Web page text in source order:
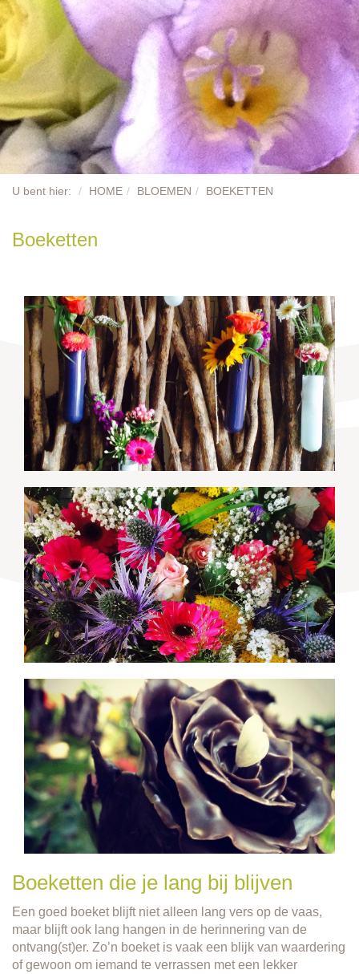
PLANTEN
DECORATIE
ONZE MERKEN
BLOEMENWINKELS
BESTELLEN
U bent hier: HOME BLOEMEN BOEKETTEN
Boeketten
Boeketten die je lang bij blijven
Een goed boeket blijft niet alleen lang vers op de vaas,
maar blijft ook lang hangen in de herinnering van de
ontvang(st)er. Zo’n boeket is vaak een blijk van waardering
of gewoon om iemand te verrassen met een lekker